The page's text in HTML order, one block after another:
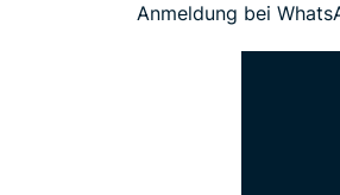
Anmeldung bei